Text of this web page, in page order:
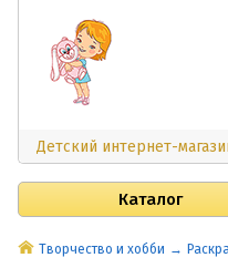
Детский интернет-
Каталог
Творчество и хобби